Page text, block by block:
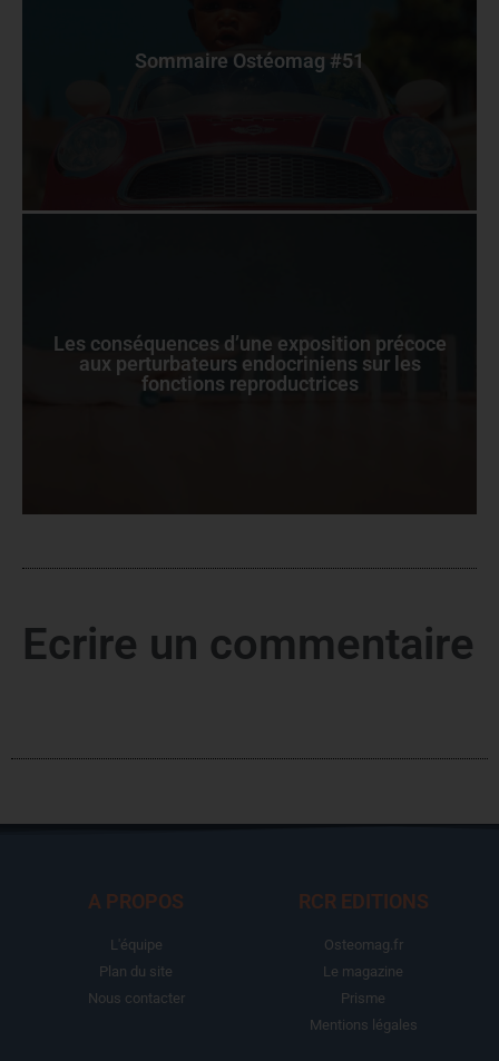
Sommaire Ostéomag #51
Les conséquences d’une exposition précoce
aux perturbateurs endocriniens sur les
fonctions reproductrices
Ecrire un commentaire
A PROPOS
L'équipe
Plan du site
Nous contacter
RCR EDITIONS
Osteomag.fr
Le magazine
Prisme
Mentions légales